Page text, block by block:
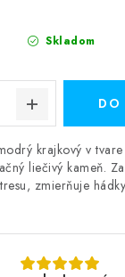
Skladom
DO
krajkový v
liečivý kameň.
zmierňuje